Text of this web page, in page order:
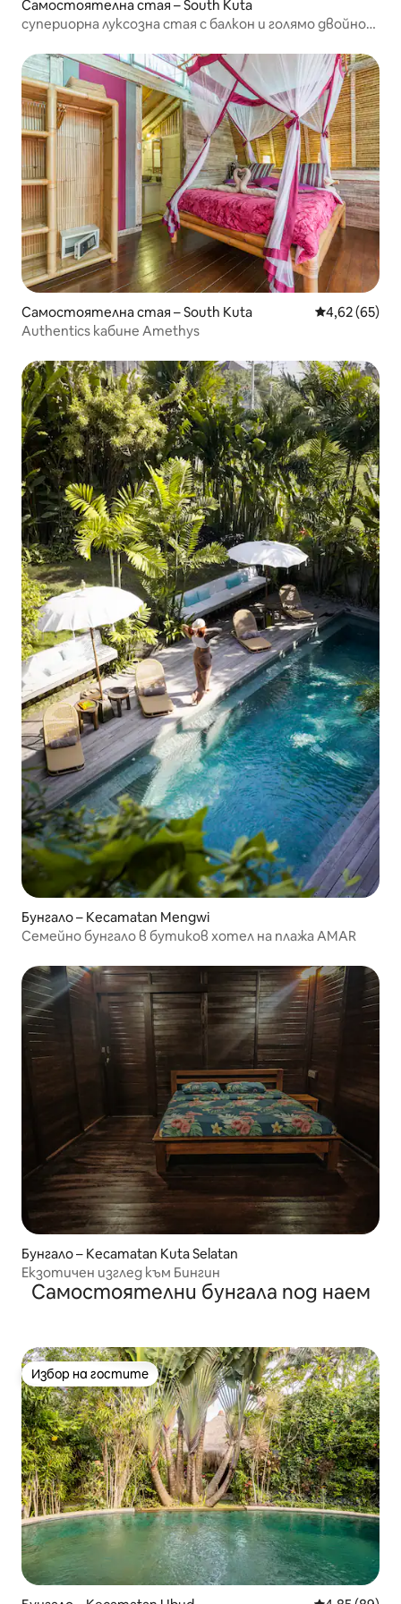
Самостоятелна стая – South Kuta
супериорна луксозна стая с балкон и голямо двойно
Самостоятелна стая – South Kuta Средна
4,62 (65)
Authentics кабине Amethys
Бунгало – Kecamatan Mengwi
Семейно бунгало в бутиков хотел на плажа AMAR
Бунгало – Kecamatan Kuta Selatan
Екзотичен изглед към Бингин
Самостоятелни бунгала под наем
Избор на гостите
Избор на гостите